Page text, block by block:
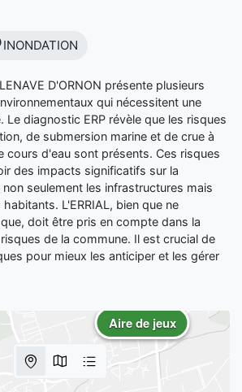
INONDATION
D'ORNON présente plusieurs
qui nécessitent une
Le diagnostic ERP révèle que les risques
de submersion marine et de crue à
cours d'eau sont présents. Ces risques
des impacts significatifs sur la
seulement les infrastructures mais
L'ERRIAL, bien que ne
doit être pris en compte dans la
de la commune. Il est crucial de
pour mieux les anticiper et les gérer
Aire de jeux